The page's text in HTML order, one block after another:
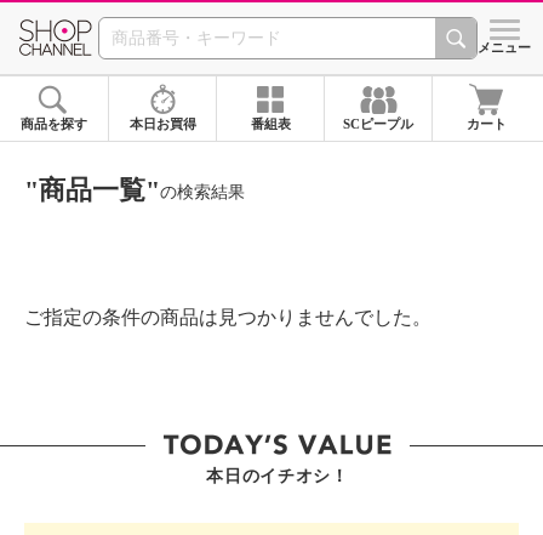
SHOP CHANNEL ショッ
メニュー
商品を探す 本日お買得 番組表 SCピープル カート
"商品一覧"の検索結果
ご指定の条件の商品は見つかりませんでした。
本日のイチオシ！